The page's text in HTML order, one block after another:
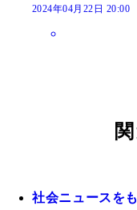
2024年04月22日 20:00
社会ニュースを